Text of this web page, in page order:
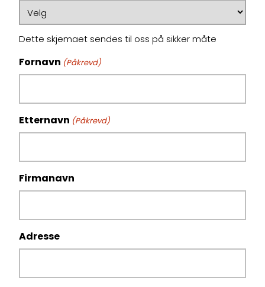
Dette skjemaet sendes til oss på sikker måte
Fornavn (Påkrevd)
Etternavn (Påkrevd)
Firmanavn
Adresse